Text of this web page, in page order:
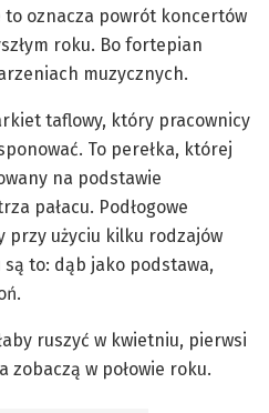
to oznacza powrót koncertów
roku. Bo fortepian
muzycznych.
taflowy, który pracownicy
To perełka, której
na podstawie
pałacu. Podłogowe
przy użyciu kilku rodzajów
to: dąb jako podstawa,
ruszyć w kwietniu, pierwsi
w połowie roku.